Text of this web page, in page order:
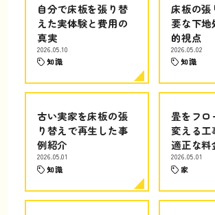
自分で床板を張り替
えた実体験と費用の
真実
2026.05.10
知識
床板の張
要な下地
的視点
2026.05.02
知識
古い実家を床板の張
り替えで再生した事
例紹介
2026.05.01
知識
畳をフロ
変える工
適正な料
2026.05.01
家